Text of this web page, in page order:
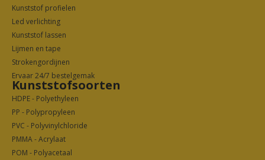
Kunststof profielen
Led verlichting
Kunststof lassen
Lijmen en tape
Strokengordijnen
Ervaar 24/7 bestelgemak
Kunststofsoorten
HDPE - Polyethyleen
PP - Polypropyleen
PVC - Polyvinylchloride
PMMA - Acrylaat
POM - Polyacetaal